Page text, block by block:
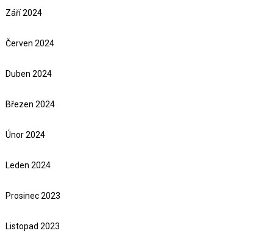
Září 2024
Červen 2024
Duben 2024
Březen 2024
Únor 2024
Leden 2024
Prosinec 2023
Listopad 2023